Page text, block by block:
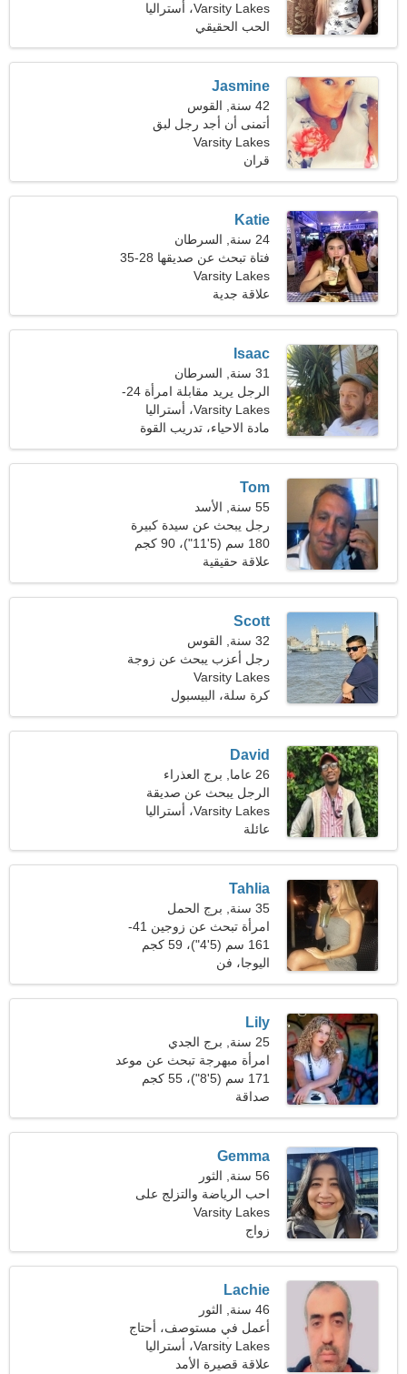
Varsity Lakes، أستراليا
الحب الحقيقي
Jasmine
42 سنة, القوس
أتمنى أن أجد رجل لبق
Varsity Lakes
قران
Katie
24 سنة, السرطان
فتاة تبحث عن صديقها 28-35
Varsity Lakes
علاقة جدية
Isaac
31 سنة, السرطان
الرجل يريد مقابلة امرأة 24-
31
Varsity Lakes، أستراليا
مادة الاحياء، تدريب القوة
Tom
55 سنة, الأسد
رجل يبحث عن سيدة كبيرة
180 سم (5'11")، 90 كجم
(198 رطلا)
علاقة حقيقية
Scott
32 سنة, القوس
رجل أعزب يبحث عن زوجة
23-29
Varsity Lakes
كرة سلة، البيسبول
David
26 عاما, برج العذراء
الرجل يبحث عن صديقة
Varsity Lakes، أستراليا
عائلة
Tahlia
35 سنة, برج الحمل
امرأة تبحث عن زوجين 41-
44
161 سم (5'4")، 59 كجم
(130 رطلا)
اليوجا، فن
Lily
25 سنة, برج الجدي
امرأة مبهرجة تبحث عن موعد
171 سم (5'8")، 55 كجم
(121 رطلا)
صداقة
Gemma
56 سنة, الثور
احب الرياضة والتزلج على
الجليد
Varsity Lakes
زواج
Lachie
46 سنة, الثور
أعمل في مستوصف، أحتاج
إلى امرأة متحمسة
Varsity Lakes، أستراليا
علاقة قصيرة الأمد